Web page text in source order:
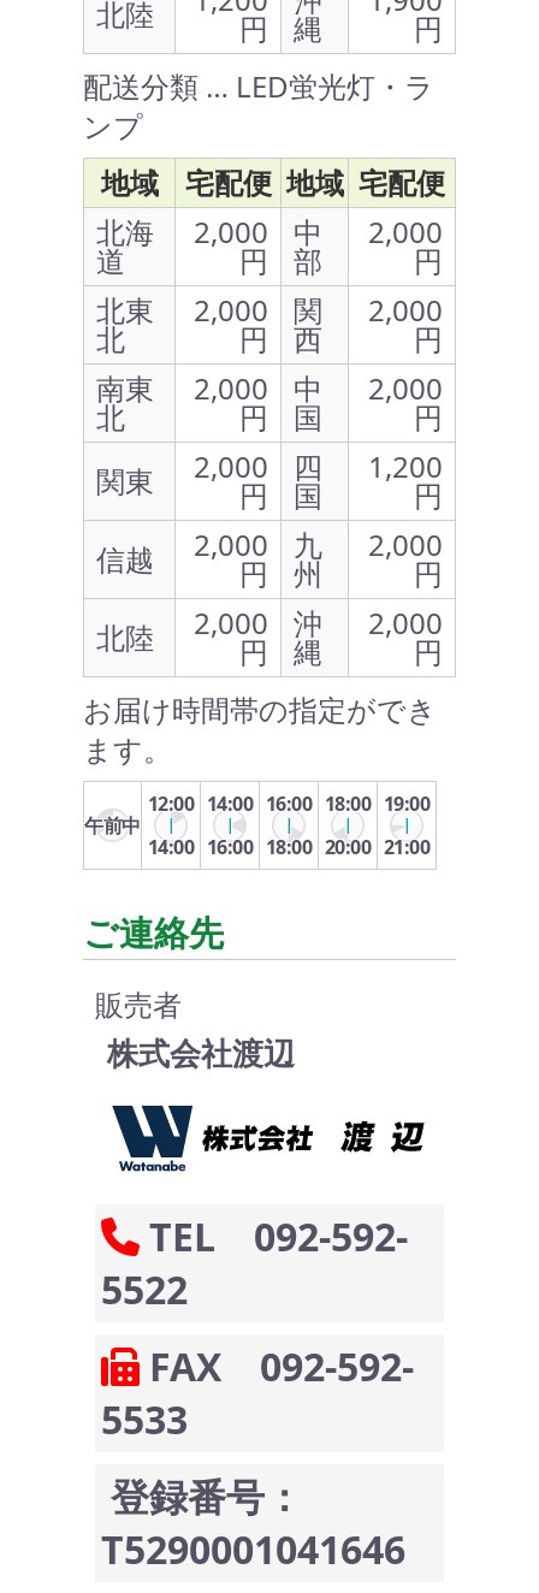
北陸 円 縄
円
配送分類 … LED蛍光灯・ラ
ンプ
地域
宅配便 地域 宅配便
北海
道
2,000
円
中
部
2,000
円
北東
北
2,000
円
関
西
2,000
円
南東
北
2,000
円
中
国
2,000
円
関東
2,000
円
四
国
1,200
円
信越
2,000
円
九
州
2,000
円
北陸
2,000
円
沖
縄
2,000
円
お届け時間帯の指定ができ
ます。
午前中
12:00
14:00
14:00
16:00
16:00
18:00
18:00
20:00
19:00
21:00
ご連絡先
販売者
株式会社渡辺
TEL 092-592-
5522
FAX 092-592-
5533
登録番号：
T5290001041646